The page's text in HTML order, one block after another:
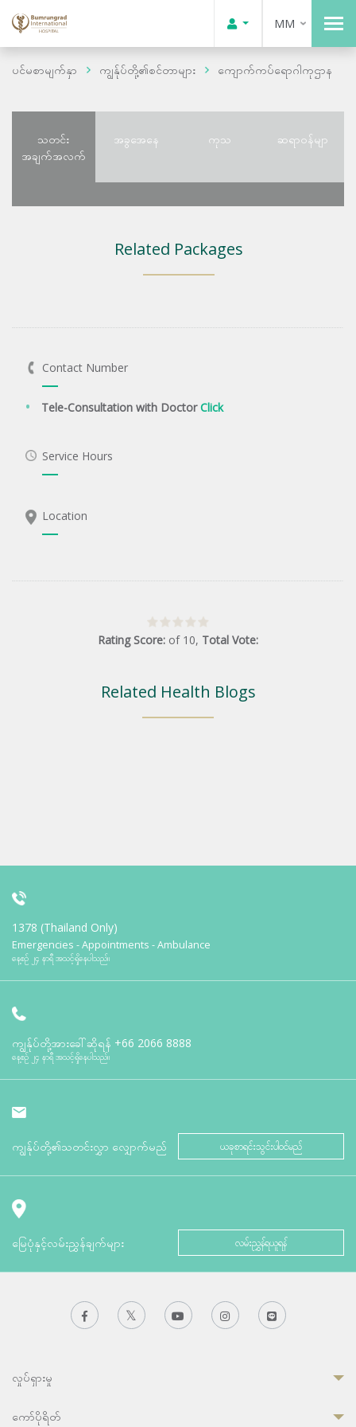
MM
ပင်မစာမျက်နှာ ကျွန်ုပ်တို့၏စင်တာများ ကျောက်ကပ်ရောဂါကုဌာန
သတင်း
အချက်အလက်
အခွအေနေ ကုသ ဆရာဝန်မျာ
Related Packages
Contact Number
Tele-Consultation with DoctorClick
Service Hours
Location
Rating Score: of 10, Total Vote:
Related Health Blogs
1378 (Thailand Only)
Emergencies - Appointments - Ambulance
နေ့စဉ် ၂၄ နာရီ အသင့်ရှိနေပါသည်။
ကျွန်ုပ်တို့အားခေါ်ဆိုရန် +66 2066 8888
နေ့စဉ် ၂၄ နာရီ အသင့်ရှိနေပါသည်။
ကျွန်ုပ်တို့၏သတင်းလွှာ လျှောက်မည် ယခုစာရင်းသွင်းပါဝင်မည်
မြေပုံနှင့်လမ်းညွှန်ချက်များ လမ်းညွှန်ရယူရန်
လှုပ်ရှားမှု
ကော်ပိုရိတ်